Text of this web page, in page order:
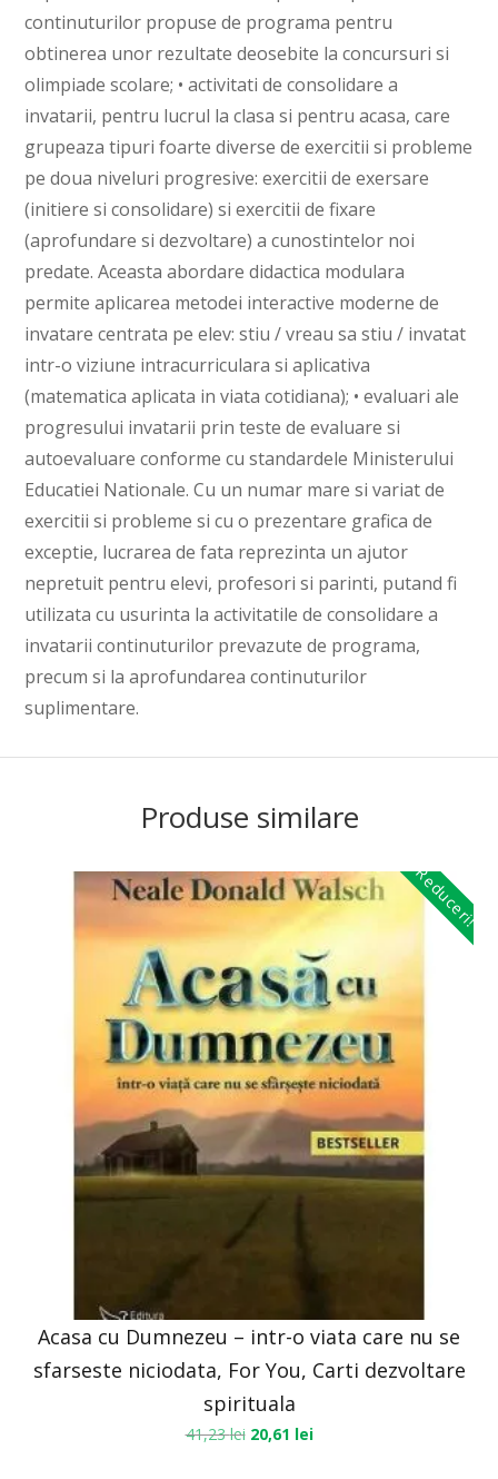
continuturilor propuse de programa pentru
obtinerea unor rezultate deosebite la concursuri si
olimpiade scolare; • activitati de consolidare a
invatarii, pentru lucrul la clasa si pentru acasa, care
grupeaza tipuri foarte diverse de exercitii si probleme
pe doua niveluri progresive: exercitii de exersare
(initiere si consolidare) si exercitii de fixare
(aprofundare si dezvoltare) a cunostintelor noi
predate. Aceasta abordare didactica modulara
permite aplicarea metodei interactive moderne de
invatare centrata pe elev: stiu / vreau sa stiu / invatat
intr-o viziune intracurriculara si aplicativa
(matematica aplicata in viata cotidiana); • evaluari ale
progresului invatarii prin teste de evaluare si
autoevaluare conforme cu standardele Ministerului
Educatiei Nationale. Cu un numar mare si variat de
exercitii si probleme si cu o prezentare grafica de
exceptie, lucrarea de fata reprezinta un ajutor
nepretuit pentru elevi, profesori si parinti, putand fi
utilizata cu usurinta la activitatile de consolidare a
invatarii continuturilor prevazute de programa,
precum si la aprofundarea continuturilor
suplimentare.
Produse similare
Reduceri!
Acasa cu Dumnezeu – intr-o viata care nu se
sfarseste niciodata, For You, Carti dezvoltare
spirituala
41,23lei 20,61 lei